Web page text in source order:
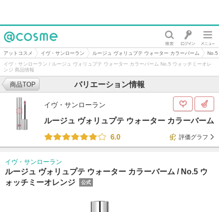
@cosme
アットコスメ イヴ・サンローラン ルージュ ヴォリュプテ ウォーター カラーバーム
No.5
イヴ・サンローラン / ルージュ ヴォリュプテ ウォーター カラーバーム No.5 ウォッチミーオレ
ンジ 商品情報
バリエーション情報
商品TOP
イヴ・サンローラン
ルージュ ヴォリュプテ ウォーター カラーバーム
6.0
評価グラフ
イヴ・サンローラン
ルージュ ヴォリュプテ ウォーター カラーバーム / No.5 ウ
ォッチミーオレンジ
公式